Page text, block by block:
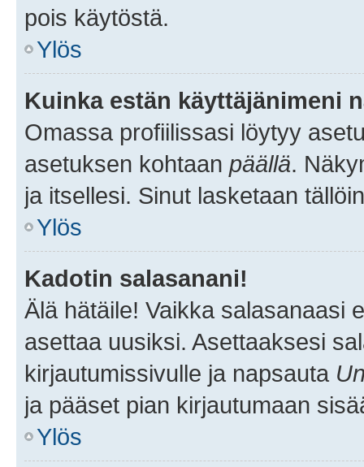
pois käytöstä.
Ylös
Kuinka estän käyttäjänimeni
Omassa profiilissasi löytyy
asetuksen kohtaan päällä.
ja itsellesi. Sinut lasketaan
Ylös
Kadotin salasanani!
Älä hätäile! Vaikka salasanaasi
asettaa uusiksi. Asettaaksesi
kirjautumissivulle ja napsauta
ja pääset pian kirjautumaan
Ylös